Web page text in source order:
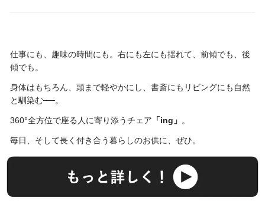
仕事にも、趣味の時間にも。右にも左にも揺れて、前傾でも、後
傾でも。
身体はもちろん、頭まで軽やかにし、書斎にもリビングにも自然
と馴染む──。
360°全方位で座る人に寄り添うチェア 「ing」 。
毎日、そして長く付き合う暮らしのお供に、ぜひ。